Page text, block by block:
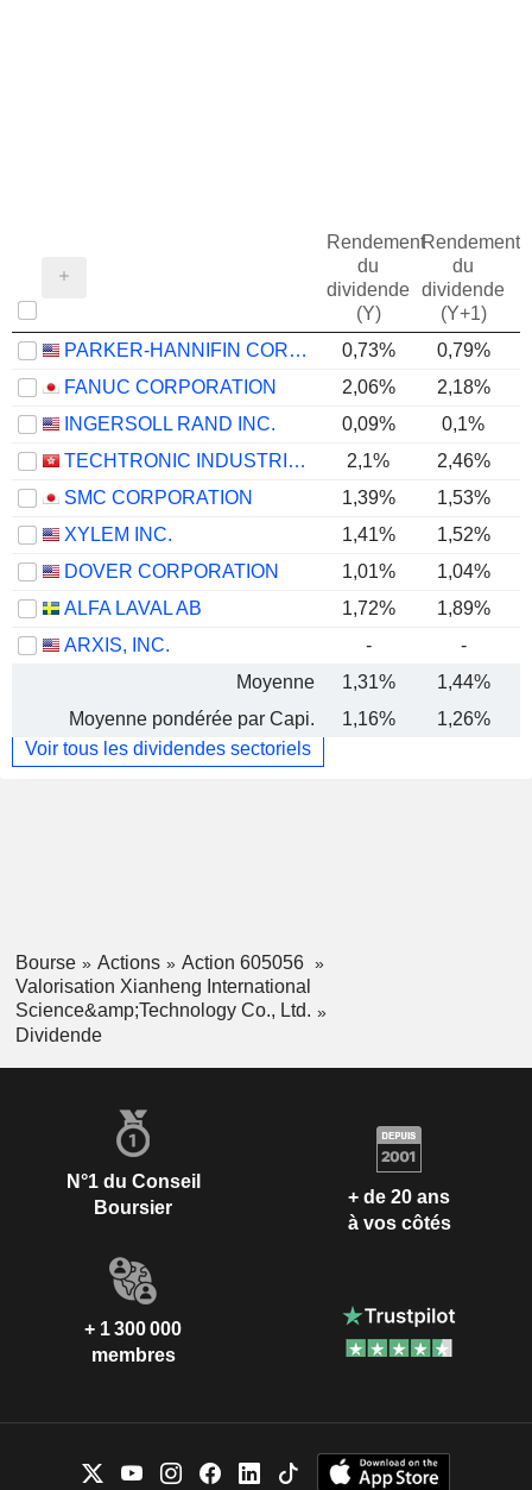
Rendement
du
dividende
(Y)
Rendement
du
dividende
(Y+1)
PARKER-HANNIFIN CORPORATION 0,73% 0,79%
FANUC CORPORATION
2,06% 2,18%
INGERSOLL RAND INC.
0,09% 0,1%
TECHTRONIC INDUSTRIES COMPANY LIMITED
2,1% 2,46%
SMC CORPORATION
1,39% 1,53%
XYLEM INC.
1,41% 1,52%
DOVER CORPORATION
1,01% 1,04%
ALFA LAVAL AB
1,72% 1,89%
ARXIS, INC.
-
-
Moyenne
1,31% 1,44%
Moyenne pondérée par Capi.
1,16% 1,26%
Voir tous les dividendes sectoriels
Bourse Actions
Action 605056
Valorisation Xianheng International
Science&amp;Technology Co., Ltd.
Dividende
N°1 du Conseil
Boursier
+ de 20 ans
à vos côtés
+ 1 300 000
membres